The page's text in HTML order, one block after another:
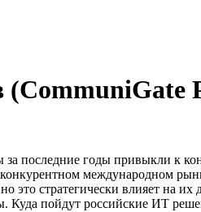
последние годы привыкли к
международном
это стратегически влияет на
пойдут российские ИТ